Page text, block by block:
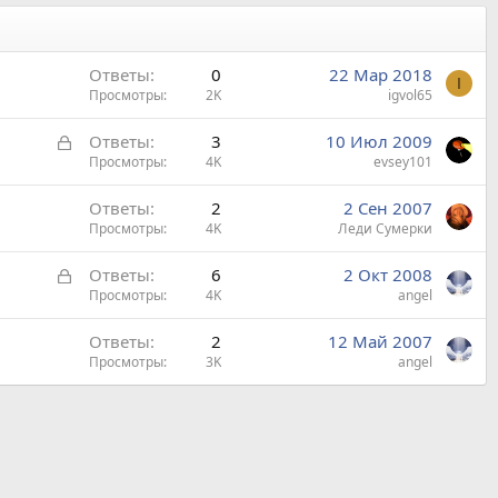
Ответы 0
Просмотры 2K
22 Мар 2018
igvol65
I
З
к
т
а
Ответы 3
Просмотры 4K
10 Июл 2009
evsey101
Ответы 2
Просмотры 4K
2 Сен 2007
Леди Сумерки
З
к
т
Ответы 6
Просмотры 4K
2 Окт 2008
angel
Ответы 2
Просмотры 3K
12 Май 2007
angel